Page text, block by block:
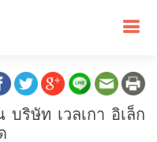
ริษัท เวลเกา อิเล็ก